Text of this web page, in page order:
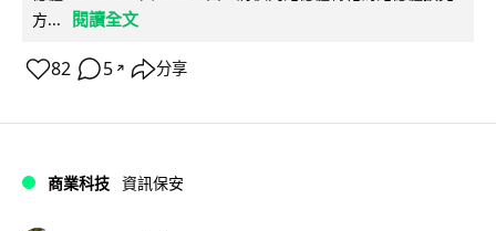
方...
閱讀全文
82 5 ↗ 分享
商業科技 資訊保安